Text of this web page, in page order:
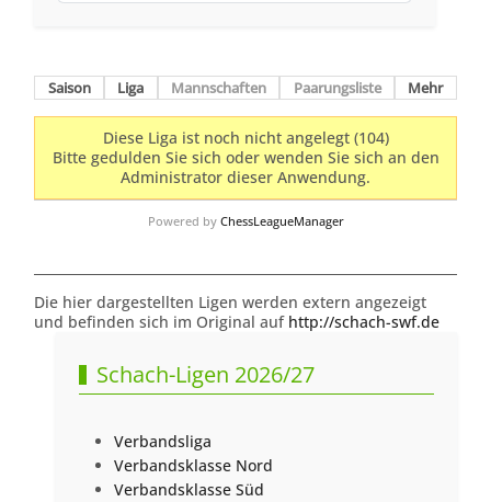
Saison Liga Mannschaften Paarungsliste Mehr
Diese Liga ist noch nicht angelegt (104)
Bitte gedulden Sie sich oder wenden Sie sich an den
Administrator dieser Anwendung.
Powered by ChessLeagueManager
Die hier dargestellten Ligen werden extern angezeigt
und befinden sich im Original auf http://schach-swf.de
Schach-Ligen 2026/27
Verbandsliga
Verbandsklasse Nord
Verbandsklasse Süd